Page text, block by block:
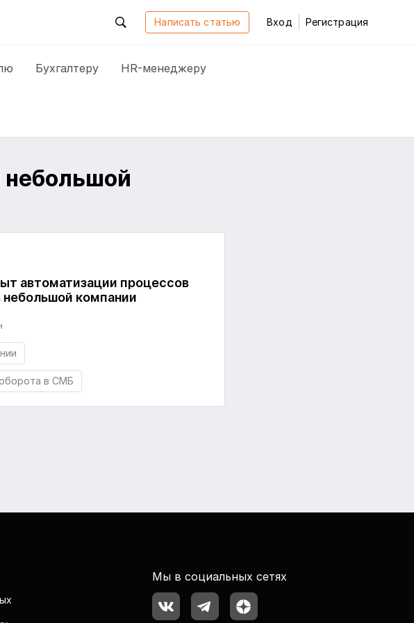
Написать статью Вход Регистрация
Бухгалтеру HR-менеджеру
автоматизации процессов
компании
в СМБ
Мы в социальных сетях